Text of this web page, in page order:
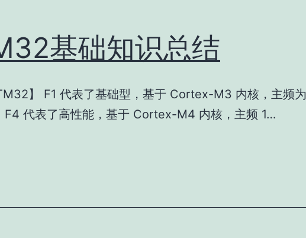
基础知识总结
】 F1 代表了基础型，基于 Cortex-M3 内核，主频为
F4 代表了高性能，基于 Cortex-M4 内核，主频 1…